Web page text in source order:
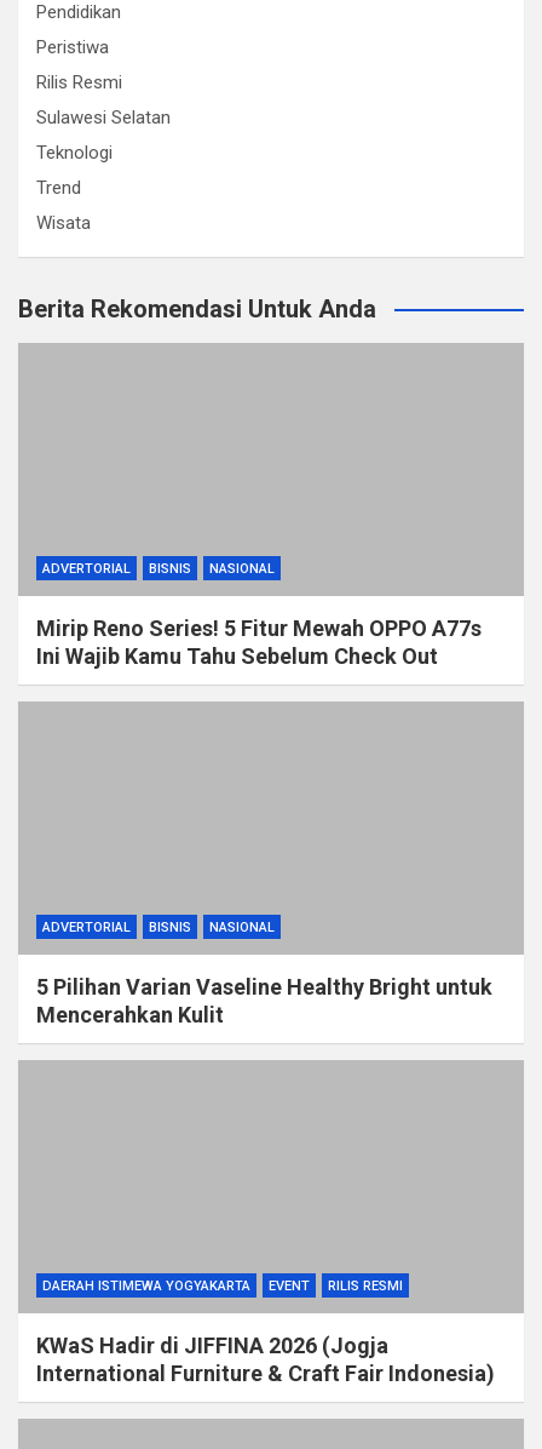
Pendidikan
Peristiwa
Rilis Resmi
Sulawesi Selatan
Teknologi
Trend
Wisata
Berita Rekomendasi Untuk Anda
ADVERTORIAL BISNIS NASIONAL
Mirip Reno Series! 5 Fitur Mewah OPPO A77s
Ini Wajib Kamu Tahu Sebelum Check Out
ADVERTORIAL BISNIS NASIONAL
5 Pilihan Varian Vaseline Healthy Bright untuk
Mencerahkan Kulit
DAERAH ISTIMEWA YOGYAKARTA EVENT RILIS RESMI
KWaS Hadir di JIFFINA 2026 (Jogja
International Furniture & Craft Fair Indonesia)